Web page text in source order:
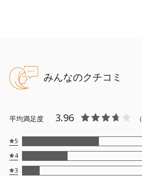
【ラスティング効果】
皮脂選択テカリ防止成分(*5)
*2 角層の範囲内
*3 スキンプロテクト※複合成分配合＝肌
複合成分 ※ ビルベリー葉エキス、タベ
みんなのクチコミ
平均満足度 3.96 （
5
4
3